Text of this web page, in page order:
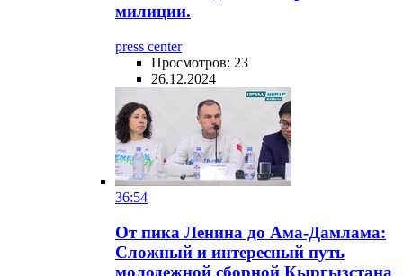
милиции.
press center
Просмотров: 23
26.12.2024
36:54
От пика Ленина до Ама-Дамлама:
Сложный и интересный путь
молодежной сборной Кыргызстана